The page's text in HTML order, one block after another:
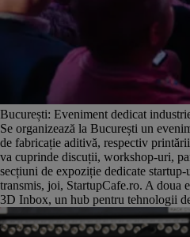
București: Eveniment dedicat
Se organizează la București un
de fabricație aditivă, respectiv
va cuprinde discuții, workshop-uri,
secțiuni de expoziție dedicate
transmis, joi, StartupCafe.ro. A doua
3D Inbox, un hub pentru tehnologii